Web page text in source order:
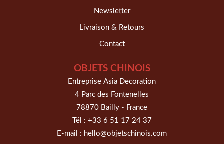
Newsletter
Livraison & Retours
Contact
OBJETS CHINOIS
Entreprise Asia Decoration
4 Parc des Fontenelles
78870 Bailly - France
Tél : +33 6 51 17 24 37
E-mail : hello@objetschinois.com